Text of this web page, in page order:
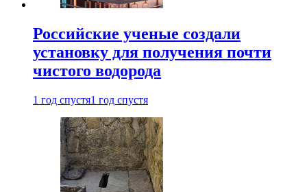
Российские ученые создали
установку для получения почти
чистого водорода
1 год спустя1 год спустя